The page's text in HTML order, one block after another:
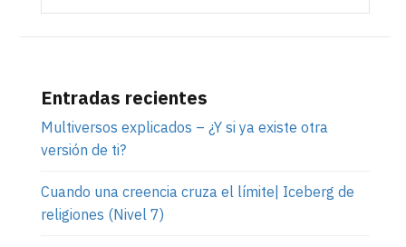
Entradas recientes
Multiversos explicados – ¿Y si ya existe otra
versión de ti?
Cuando una creencia cruza el límite| Iceberg de
religiones (Nivel 7)